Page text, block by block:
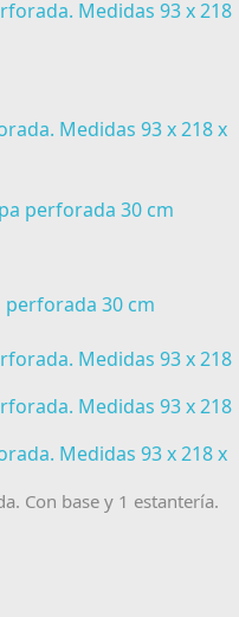
Medidas 93 x 218 x
30 cm
Medidas 93 x 218 x
Con base y 1 estantería.